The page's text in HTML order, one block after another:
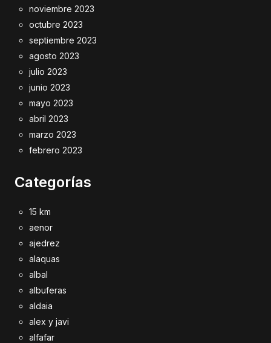
noviembre 2023
octubre 2023
septiembre 2023
agosto 2023
julio 2023
junio 2023
mayo 2023
abril 2023
marzo 2023
febrero 2023
Categorías
15 km
aenor
ajedrez
alaquas
albal
albuferas
aldaia
alex y javi
alfafar